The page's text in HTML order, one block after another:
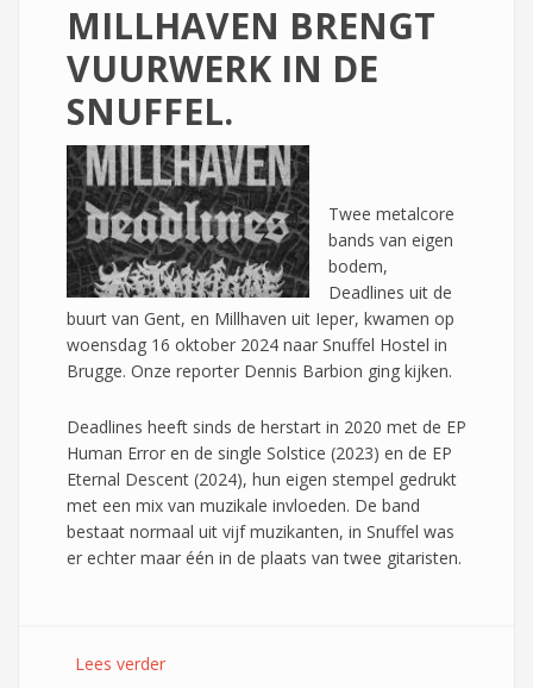
MILLHAVEN BRENGT
VUURWERK IN DE
SNUFFEL.
Twee metalcore
bands van eigen
bodem,
Deadlines uit de
buurt van Gent, en Millhaven uit Ieper, kwamen op
woensdag 16 oktober 2024 naar Snuffel Hostel in
Brugge. Onze reporter Dennis Barbion ging kijken.
Deadlines heeft sinds de herstart in 2020 met de EP
Human Error en de single Solstice (2023) en de EP
Eternal Descent (2024), hun eigen stempel gedrukt
met een mix van muzikale invloeden. De band
bestaat normaal uit vijf muzikanten, in Snuffel was
er echter maar één in de plaats van twee gitaristen.
Lees verder